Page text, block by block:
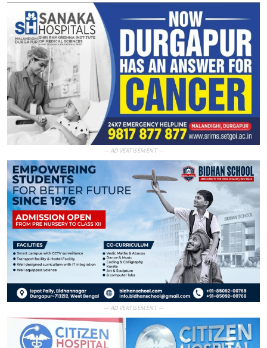
— ADVERTISEMENT —
— ADVERTISEMENT —